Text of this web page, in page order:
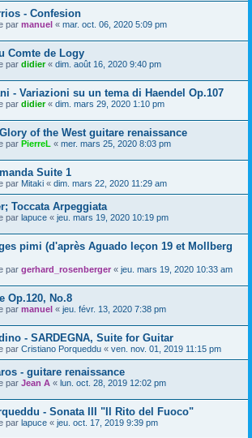
- Confesion
par manuel « mar. oct. 06, 2020 5:09 pm
Comte de Logy
par didier« dim. août 16, 2020 9:40 pm
- Variazioni su un tema di Haendel Op.107
par didier« dim. mars 29, 2020 1:10 pm
of the West guitare renaissance
par PierreL « mer. mars 25, 2020 8:03 pm
Suite 1
par Mitaki « dim. mars 22, 2020 11:29 am
Toccata Arpeggiata
par lapuce « jeu. mars 19, 2020 10:19 pm
pimi (d'après Aguado leçon 19 et Mollberg
par gerhard_rosenberger « jeu. mars 19, 2020 10:33 am
Op.120, No.8
par manuel « jeu. févr. 13, 2020 7:38 pm
- SARDEGNA, Suite for Guitar
par Cristiano Porqueddu « ven. nov. 01, 2019 11:15 pm
- guitare renaissance
par Jean A « lun. oct. 28, 2019 12:02 pm
- Sonata III "Il Rito del Fuoco"
par lapuce « jeu. oct. 17, 2019 9:39 pm